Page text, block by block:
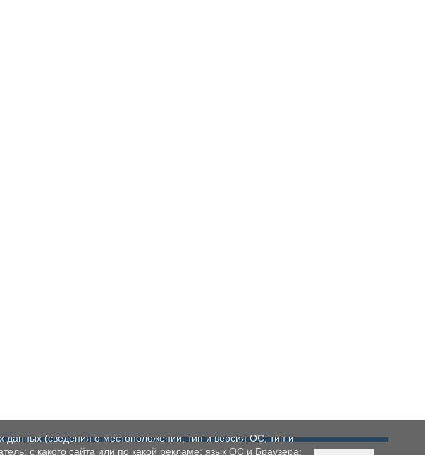
данных (сведения о местоположении; тип и версия ОС; тип и
с какого сайта или по какой рекламе; язык ОС и Браузера;